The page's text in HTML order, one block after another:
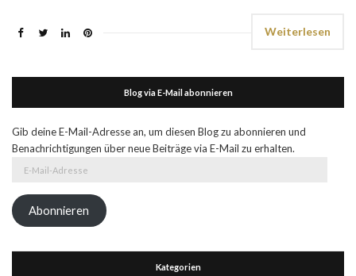
Weiterlesen
Blog via E-Mail abonnieren
Gib deine E-Mail-Adresse an, um diesen Blog zu abonnieren und
Benachrichtigungen über neue Beiträge via E-Mail zu erhalten.
Adresse
Abonnieren
Kategorien